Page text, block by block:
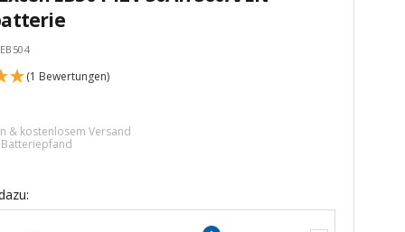
(1 Bewertungen)
& kostenlosem Versand
Batteriepfand